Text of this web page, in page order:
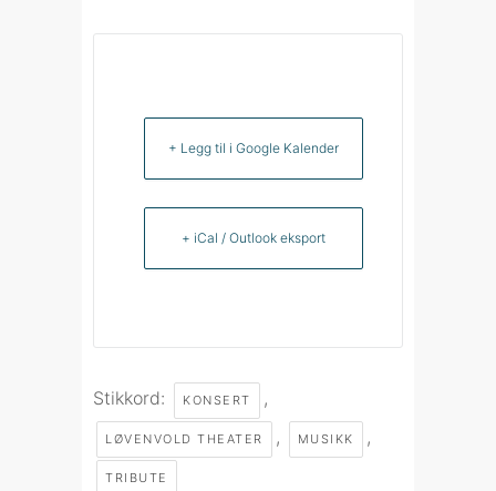
+ Legg til i Google Kalender
+ iCal / Outlook eksport
Stikkord: KONSERT ,
LØVENVOLD THEATER , MUSIKK ,
TRIBUTE